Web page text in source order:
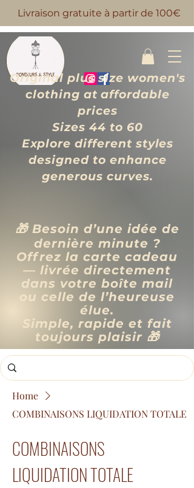
Livraison gratuite à partir de 100€
Original plus size women's
clothing at affordable
prices
Sizes 44 to 60
Explore different styles
designed to enhance
generous curves.
🎁 Besoin d’une idée de
dernière minute ?
Offrez la carte cadeau
— livrée directement
dans votre boîte mail
ou celle de l’heureuse
élue.
Simple, rapide et fait
toujours plaisir 🎁
Home
COMBINAISONS LIQUIDATION TOTALE
COMBINAISONS
LIQUIDATION TOTALE